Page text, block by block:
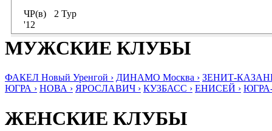
ЧР(в)
'12
2 Тур
МУЖСКИЕ КЛУБЫ
ФАКЕЛ Новый Уренгой › ДИНАМО Москва › ЗЕНИТ-
ЮГРА › НОВА › ЯРОСЛАВИЧ › КУЗБАСС › ЕНИСЕЙ ›
ЖЕНСКИЕ КЛУБЫ